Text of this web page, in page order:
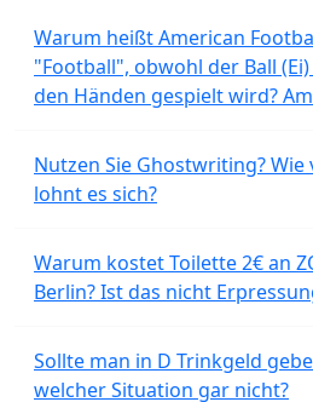
Warum heißt American
"Football", obwohl der Ball
den Händen gespielt wird?
Nutzen Sie Ghostwriting?
lohnt es sich?
Warum kostet Toilette 2€ an
Berlin? Ist das nicht
Sollte man in D Trinkgeld
welcher Situation gar nicht?